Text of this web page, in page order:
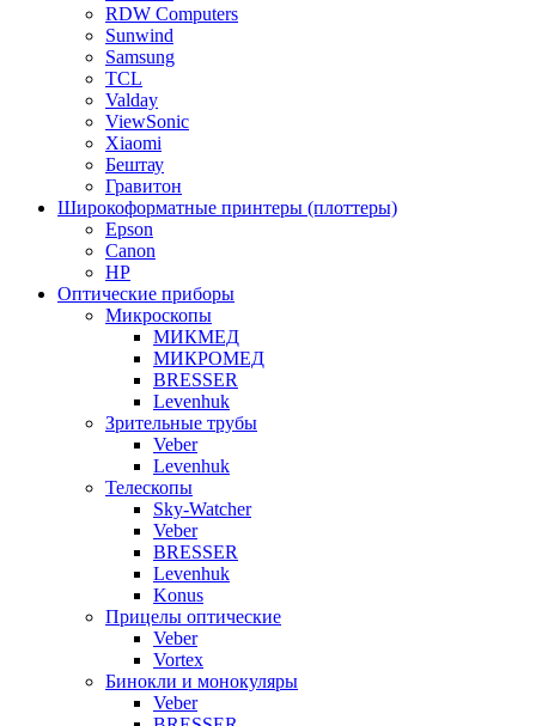
RDW Computers
Sunwind
Samsung
TCL
Valday
ViewSonic
Xiaomi
Бештау
Гравитон
Широкоформатные принтеры (плоттеры)
Epson
Canon
HP
Оптические приборы
Микроскопы
МИКМЕД
МИКРОМЕД
BRESSER
Levenhuk
Зрительные трубы
Veber
Levenhuk
Телескопы
Sky-Watcher
Veber
BRESSER
Levenhuk
Konus
Прицелы оптические
Veber
Vortex
Бинокли и монокуляры
Veber